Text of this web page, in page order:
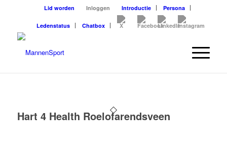
Lid worden Inloggen Introductie Persona
Ledenstatus Chatbox
Hart 4 Health Roelofarendsveen